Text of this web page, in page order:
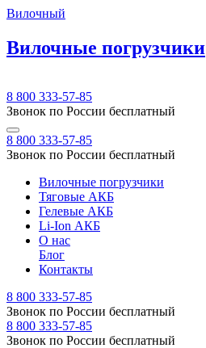
Вилочный
Вилочные погрузчики
8 800 333-57-85
Звонок по России бесплатный
8 800 333-57-85
Звонок по России бесплатный
Вилочные погрузчики
Тяговые АКБ
Гелевые АКБ
Li-Ion АКБ
О нас
Блог
Контакты
8 800 333-57-85
Звонок по России бесплатный
8 800 333-57-85
Звонок по России бесплатный